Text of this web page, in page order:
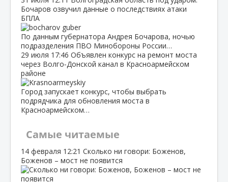
Бочаров озвучил данные о последствиях атаки
БПЛА
По данным губернатора Андрея Бочарова, ночью
подразделения ПВО Минобороны России…
29 июля 17:46 Объявлен конкурс на ремонт моста
через Волго‑Донской канал в Красноармейском
районе
Город запускает конкурс, чтобы выбрать
подрядчика для обновления моста в
Красноармейском…
Самые читаемые
14 февраля 12:21 Сколько ни говори: Боженов,
Боженов – мост не появится